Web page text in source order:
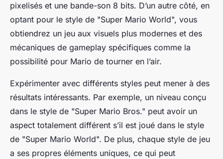
pixelisés et une bande-son 8 bits. D’un autre côté, en
optant pour le style de "Super Mario World", vous
obtiendrez un jeu aux visuels plus modernes et des
mécaniques de gameplay spécifiques comme la
possibilité pour Mario de tourner en l’air.
Expérimenter avec différents styles peut mener à des
résultats intéressants. Par exemple, un niveau conçu
dans le style de "Super Mario Bros." peut avoir un
aspect totalement différent s’il est joué dans le style
de "Super Mario World". De plus, chaque style de jeu
a ses propres éléments uniques, ce qui peut